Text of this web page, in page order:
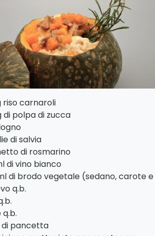
riso carnaroli
di polpa di zucca
di salvia
di rosmarino
di vino bianco
di brodo vegetale (sedano, carote
q.b.
di pancetta